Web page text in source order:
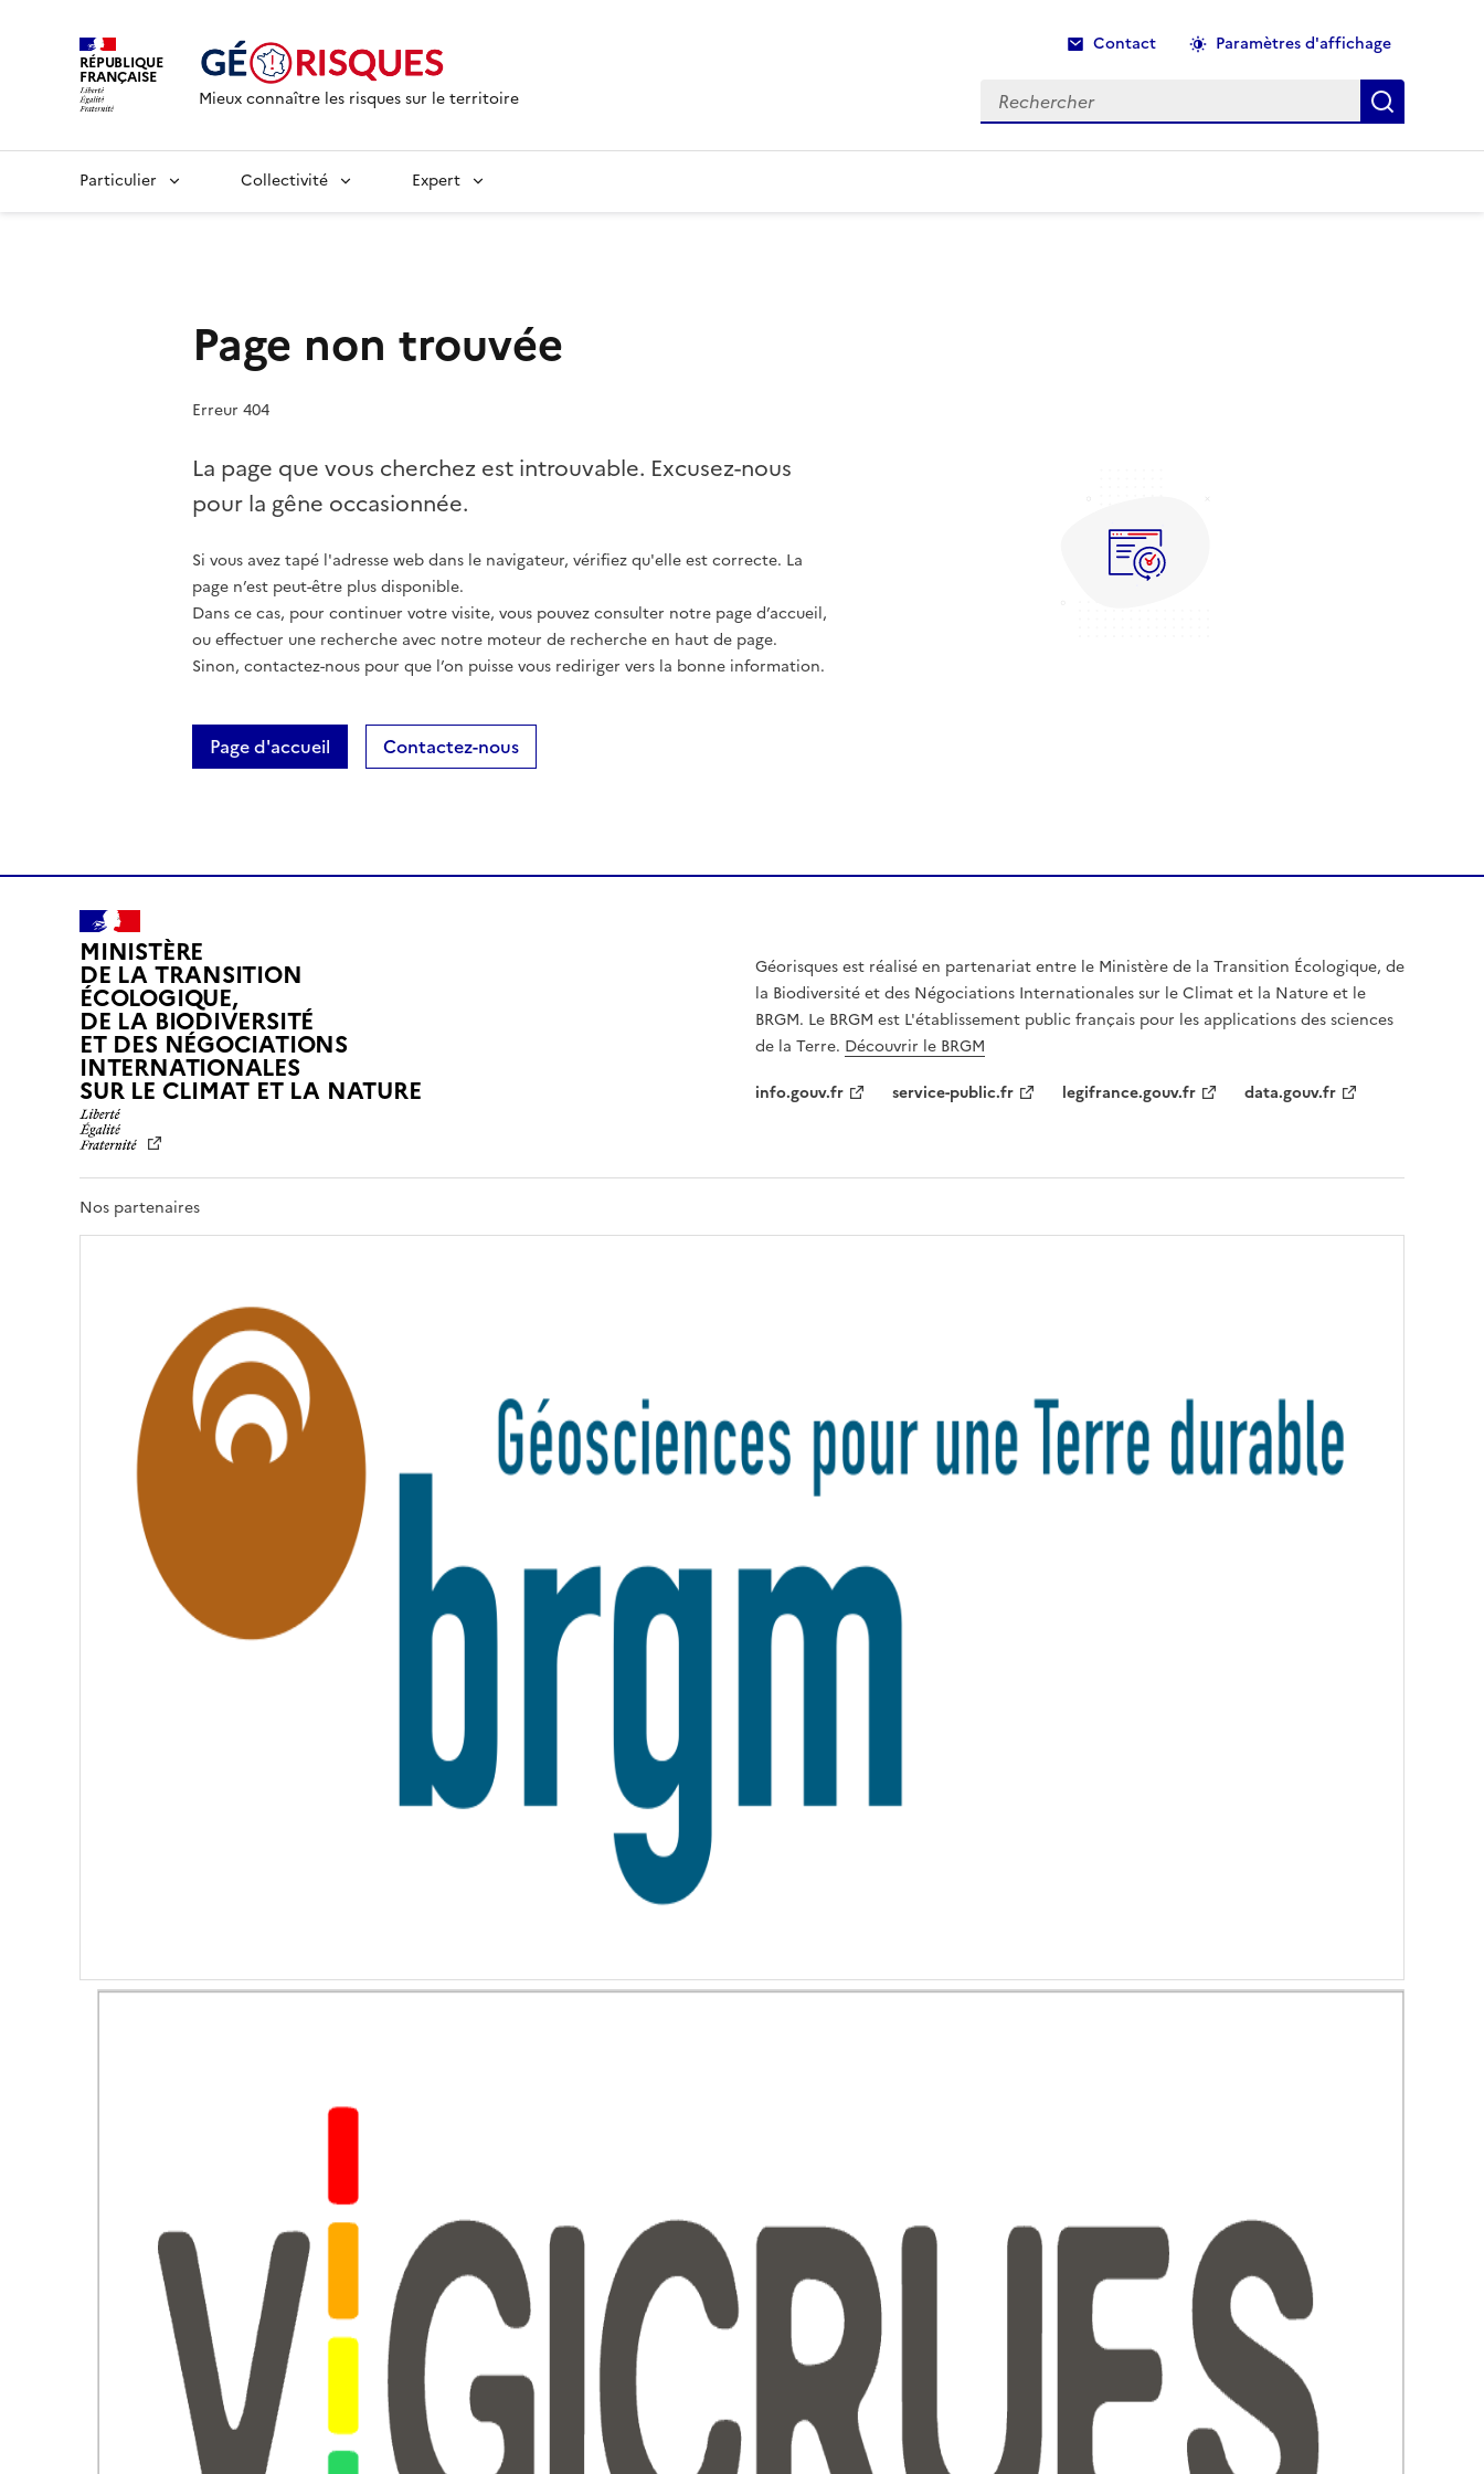
RÉPUBLIQUE
FRANÇAISE
Mieux connaître les risques sur le territoire
Contact Paramètres d'affichage
Rechercher Recherche
Particulier Collectivité Expert
Page non trouvée
Erreur 404
La page que vous cherchez est introuvable. Excusez-nous
pour la gêne occasionnée.
Si vous avez tapé l'adresse web dans le navigateur, vérifiez qu'elle est correcte. La
page n’est peut-être plus disponible.
Dans ce cas, pour continuer votre visite, vous pouvez consulter notre page d’accueil,
ou effectuer une recherche avec notre moteur de recherche en haut de page.
Sinon, contactez-nous pour que l’on puisse vous rediriger vers la bonne information.
Page d'accueil Contactez-nous
MINISTÈRE
DE LA TRANSITION
ÉCOLOGIQUE,
DE LA BIODIVERSITÉ
ET DES NÉGOCIATIONS
INTERNATIONALES
SUR LE CLIMAT ET LA NATUREL
R
É
R
R
N
T
Géorisques est réalisé en partenariat entre le Ministère de la Transition Écologique, de
la Biodiversité et des Négociations Internationales sur le Climat et la Nature et le
BRGM. Le BRGM est L'établissement public français pour les applications des sciences
de la Terre. Découvrir le BRGM
info.gouv.fr
service-public.fr legifrance.gouv.fr data.gouv.fr
Nos partenaires